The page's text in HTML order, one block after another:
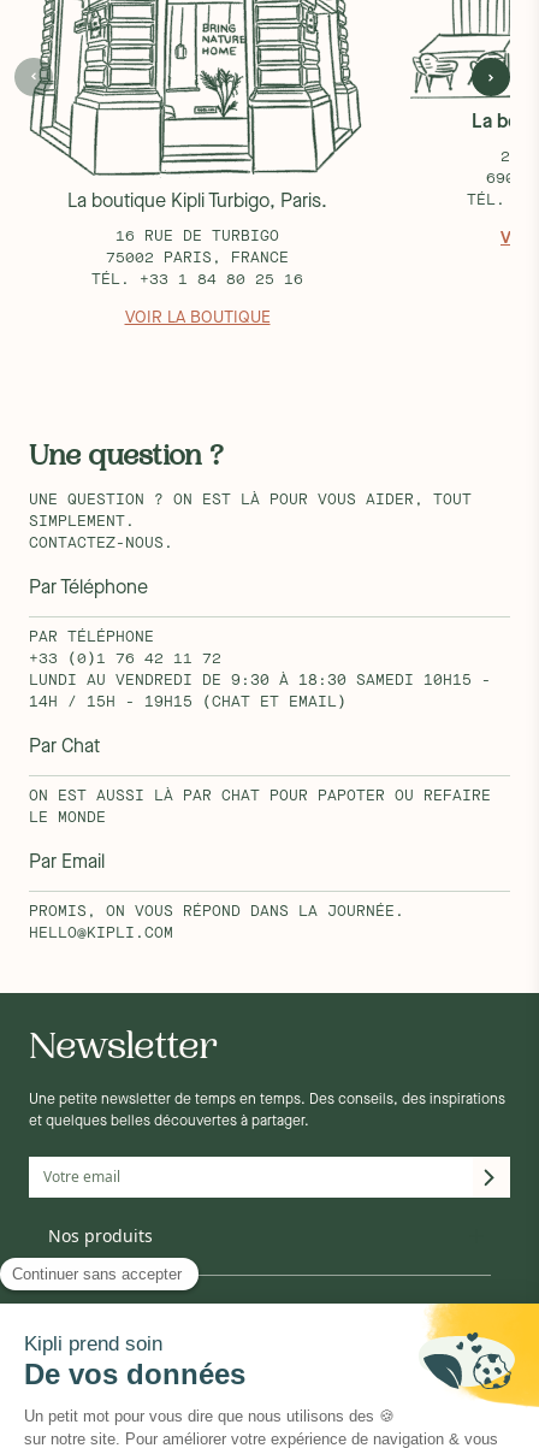
La boutique Kipli Turbigo, Paris.
16 RUE DE TURBIGO
75002 PARIS, FRANCE
TÉL. +33 1 84 80 25 16
VOIR LA BOUTIQUE
La
25
69002
TÉL.
Une question ?
UNE QUESTION ? ON EST LÀ POUR VOUS AIDER, TOUT
SIMPLEMENT.
CONTACTEZ-NOUS.
Par Téléphone
PAR TÉLÉPHONE
+33 (0)1 76 42 11 72
LUNDI AU VENDREDI DE 9:30 À 18:30 SAMEDI 10H15 -
14H / 15H - 19H15 (CHAT ET EMAIL)
Par Chat
ON EST AUSSI LÀ PAR CHAT POUR PAPOTER OU REFAIRE
LE MONDE
Par Email
PROMIS, ON VOUS RÉPOND DANS LA JOURNÉE.
HELLO@KIPLI.COM
Newsletter
Une petite newsletter de temps en temps. Des conseils, des inspirations
et quelques belles découvertes à partager.
Mobilier
Décoration
Canapé
Oreiller
Couette
Enfant
Nos produits